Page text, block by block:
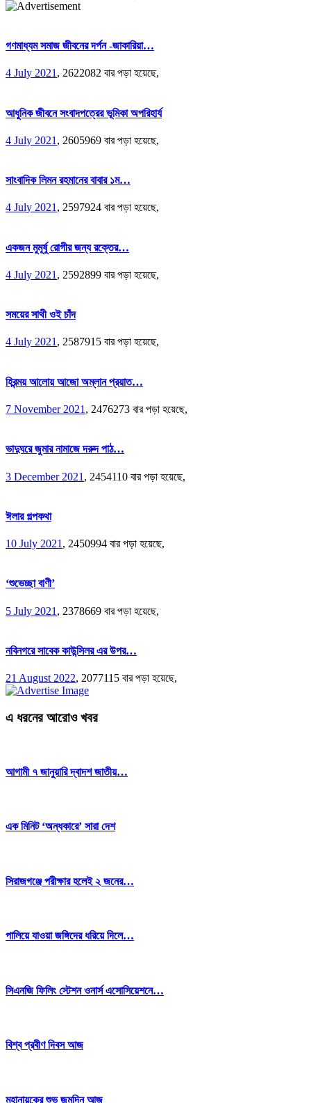
গণমাধ্যম সমাজ জীবনের দর্পন -জাকারিয়া…
4 July 2021 , 2622082 বার পড়া হয়েছে,
আধুনিক জীবনে সংবাদপত্রের ভূমিকা অপরিহার্য
4 July 2021 , 2605969 বার পড়া হয়েছে,
সাংবাদিক লিমন রহমানের বাবার ১ম…
4 July 2021, 2597924 বার পড়া হয়েছে,
একজন মুমূর্ষু রোগীর জন্য রক্তের…
4 July 2021 , 2592899 বার পড়া হয়েছে,
সময়ের সাথী ওই চাঁদ
4 July 2021, 2587915 বার পড়া হয়েছে,
হিরন্ময় আলোয় আজো অম্লান প্রয়াত…
7 November 2021 , 2476273 বার পড়া হয়েছে,
ভাদুঘরে জুমার নামাজে দরুদ পাঠ…
3 December 2021 , 2454110 বার পড়া হয়েছে,
ঈলার গল্পকথা
10 July 2021 , 2450994 বার পড়া হয়েছে,
‘শুভেচ্ছা বাণী’
5 July 2021 , 2378669 বার পড়া হয়েছে,
নবিনগরে সাবেক কাউন্সিলর এর উপর…
21 August 2022, 2077115 বার পড়া হয়েছে,
এ ধরনের আরোও খবর
আগামী ৭ জানুয়ারি দ্বাদশ জাতীয়…
এক মিনিট ‘অন্ধকারে’ সারা দেশ
সিরাজগঞ্জে পরীক্ষার হলেই ২ জনের…
পালিয়ে যাওয়া জঙ্গিদের ধরিয়ে দিলে…
সিএনজি ফিলিং স্টেশন ওনার্স এসোসিয়েশনে…
বিশ্ব প্রবীণ দিবস আজ
মহানায়কের শুভ জন্মদিন আজ